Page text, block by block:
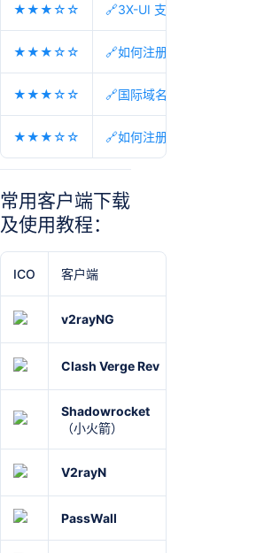
★★★☆☆ 🔗3X-UI 支持多协议多用户
★★★☆☆ 🔗如何注册机场？机场节点
★★★☆☆ 🔗国际域名缩写 国家代码
★★★☆☆ 🔗如何注册机场？机场节点
常用客户端下载
及使用教程：
ICO 客户端
v2rayNG
Clash Verge Rev
Shadowrocket
（小火箭）
V2rayN
PassWall